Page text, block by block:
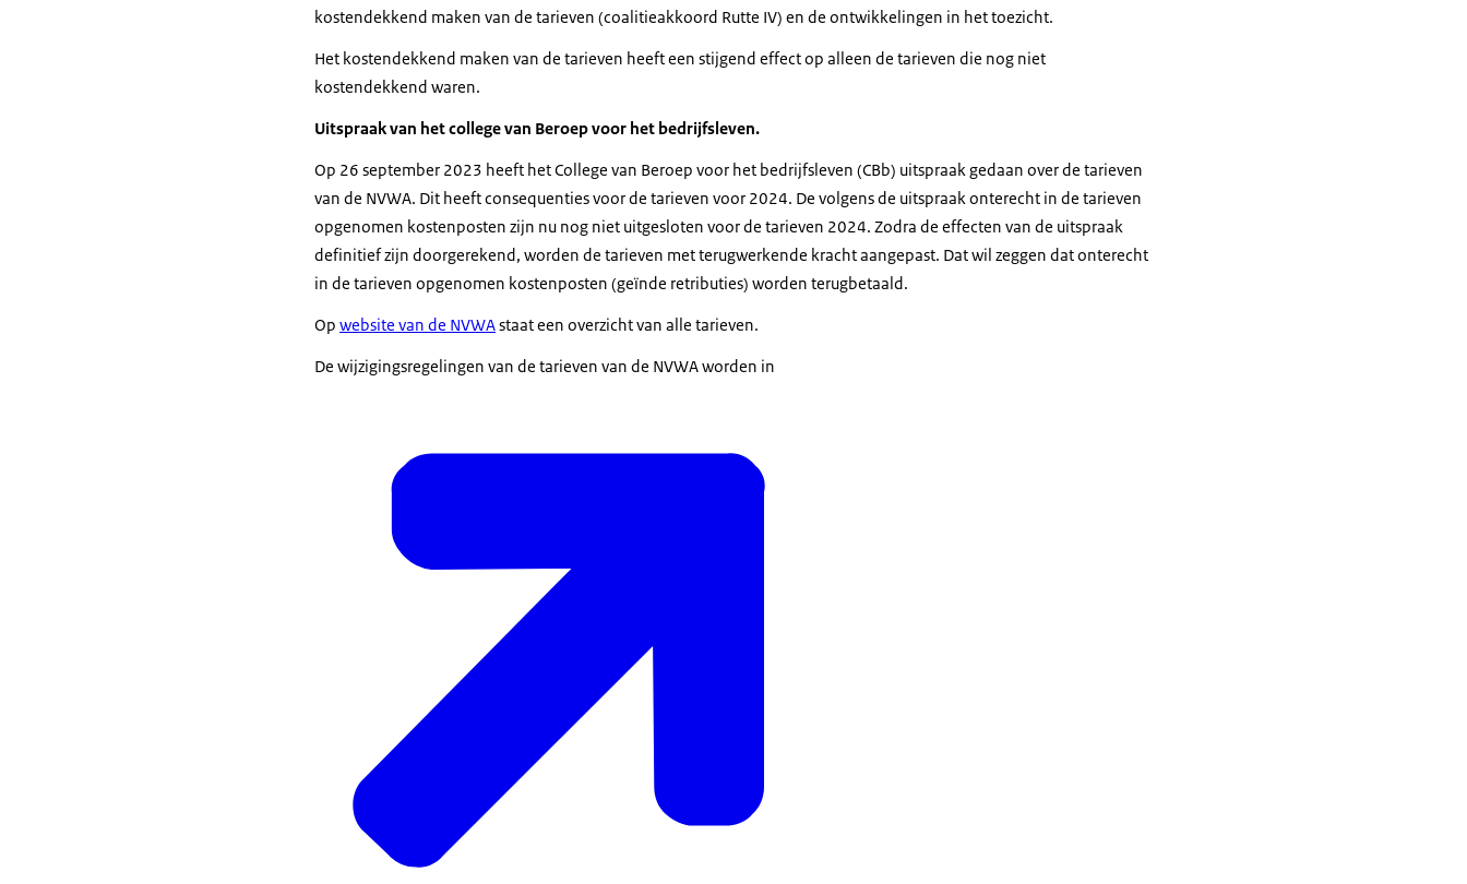
kostendekkend maken van de tarieven (coalitieakkoord Rutte IV) en de ontwikkelingen in het toezicht.
Het kostendekkend maken van de tarieven heeft een stijgend effect op alleen de tarieven die nog niet
kostendekkend waren.
Uitspraak van het college van Beroep voor het bedrijfsleven.
Op 26 september 2023 heeft het College van Beroep voor het bedrijfsleven (CBb) uitspraak gedaan over de tarieven
van de NVWA. Dit heeft consequenties voor de tarieven voor 2024. De volgens de uitspraak onterecht in de tarieven
opgenomen kostenposten zijn nu nog niet uitgesloten voor de tarieven 2024. Zodra de effecten van de uitspraak
definitief zijn doorgerekend, worden de tarieven met terugwerkende kracht aangepast. Dat wil zeggen dat onterecht
in de tarieven opgenomen kostenposten (geïnde retributies) worden terugbetaald.
Op website van de NVWAstaat een overzicht van alle tarieven.
De wijzigingsregelingen van de tarieven van de NVWA worden in